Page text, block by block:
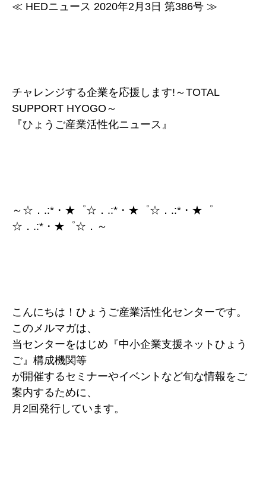
≪ HEDニュース 2020年2月3日 第386号 ≫
チャレンジする企業を応援します!～TOTAL
SUPPORT HYOGO～
『ひょうご産業活性化ニュース』
～☆．.:*・★゜☆．.:*・★゜☆．.:*・★゜
☆．.:*・★゜☆．～
こんにちは！ひょうご産業活性化センターです。
このメルマガは、
当センターをはじめ『中小企業支援ネットひょう
ご』構成機関等
が開催するセミナーやイベントなど旬な情報をご
案内するために、
月2回発行しています。